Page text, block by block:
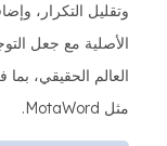
وتقليل التكرار،
الأصلية مع جعل
العالم الحقيقي،
مثل MotaWord.